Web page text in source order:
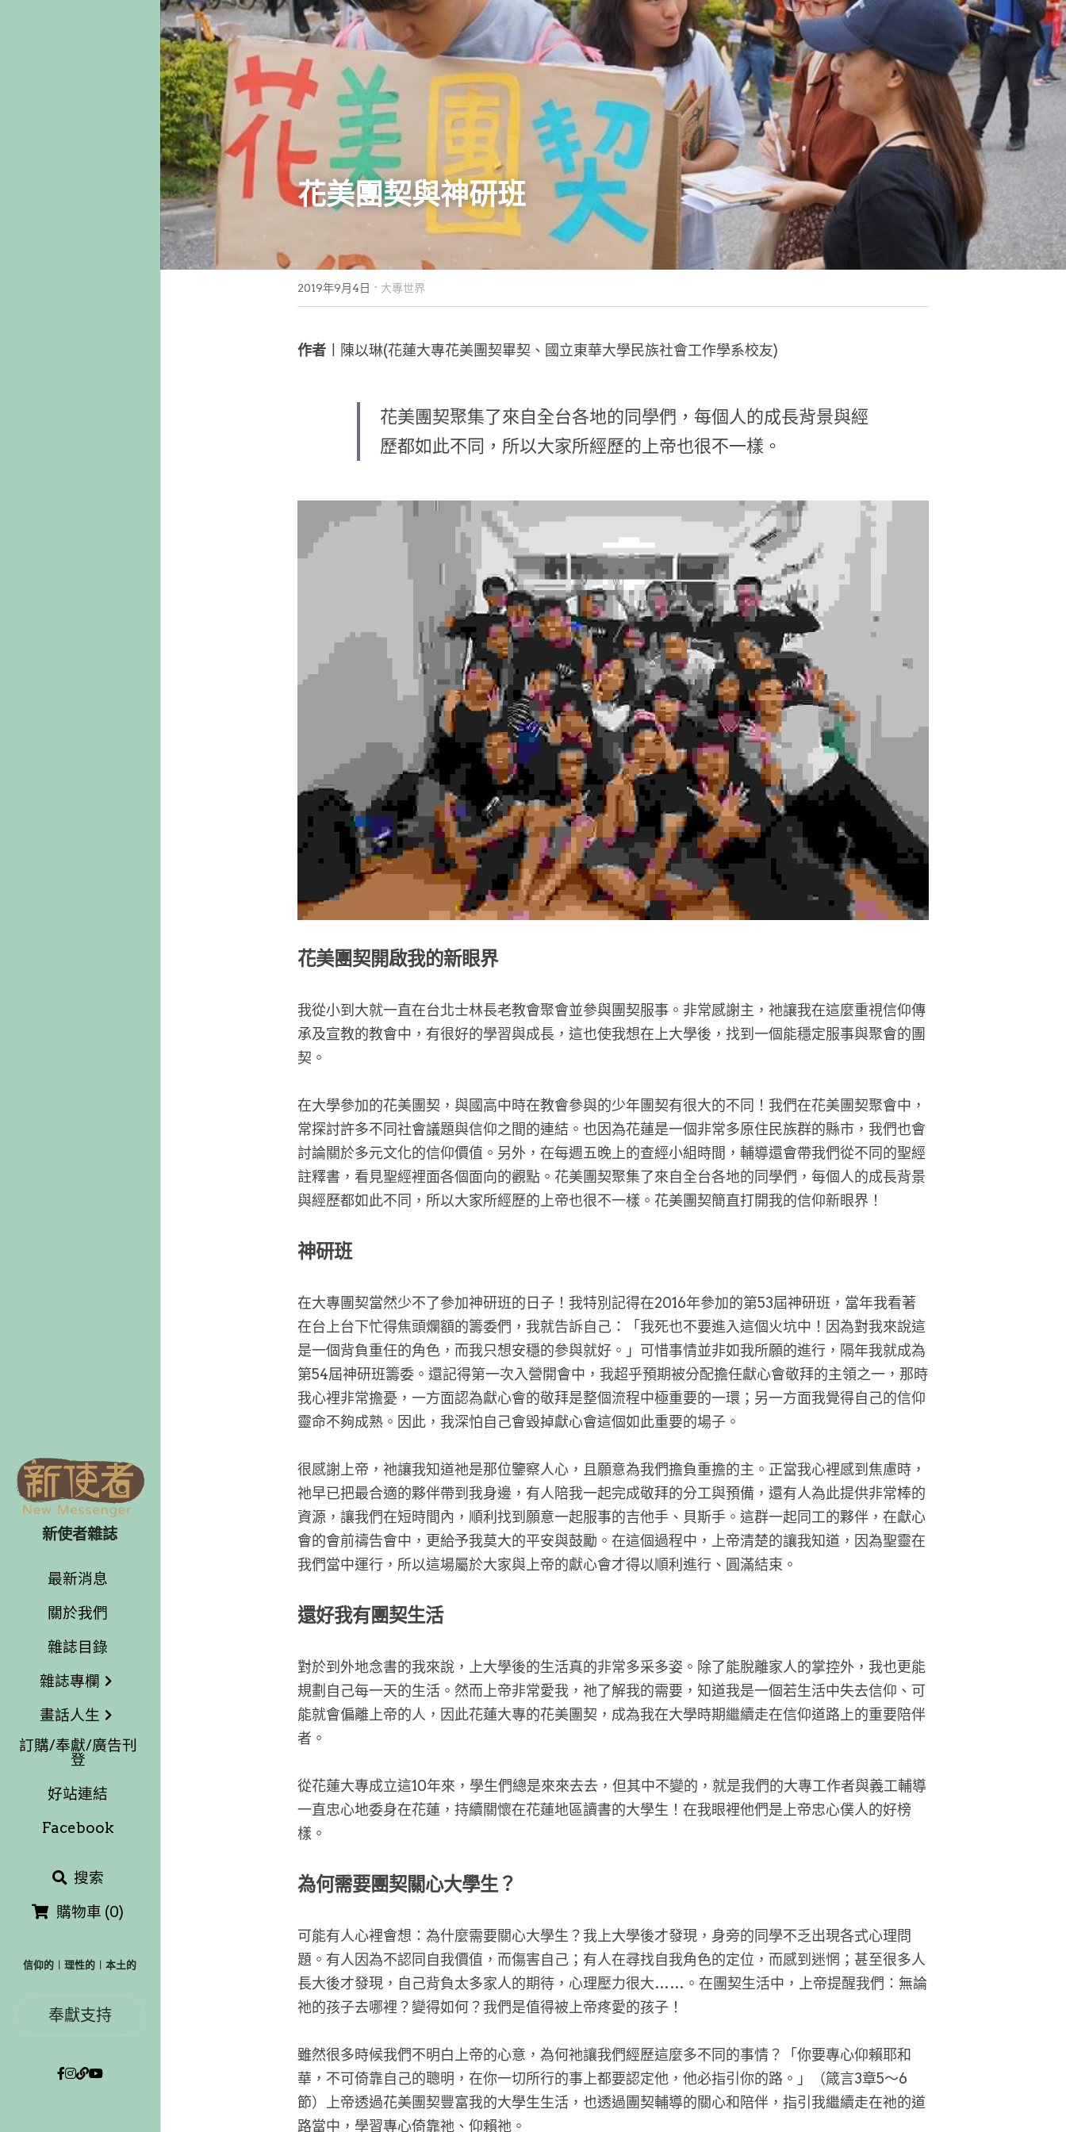
新使者雜誌
最新消息
關於我們
雜誌目錄
雜誌專欄
畫話人生
訂購/奉獻/廣告刊
登
好站連結
Facebook
搜索
購物車 (0)
信仰的︱理性的︱本土的
奉獻支持
花美團契與神研班
2019年9月4日 · 大專世界
作者︱ 陳以琳(花蓮大專花美團契畢契、國立東華大學民族社會工作學系校友)
花美團契聚集了來自全台各地的同學們，每個人的成長背景與經
歷都如此不同，所以大家所經歷的上帝也很不一樣。
花美團契開啟我的新眼界
我從小到大就一直在台北士林長老教會聚會並參與團契服事。非常感謝主，祂讓我在這麼重視信仰傳
承及宣教的教會中，有很好的學習與成長，這也使我想在上大學後，找到一個能穩定服事與聚會的團
契。
在大學參加的花美團契，與國高中時在教會參與的少年團契有很大的不同！我們在花美團契聚會中，
常探討許多不同社會議題與信仰之間的連結。也因為花蓮是一個非常多原住民族群的縣市，我們也會
討論關於多元文化的信仰價值。另外，在每週五晚上的查經小組時間，輔導還會帶我們從不同的聖經
註釋書，看見聖經裡面各個面向的觀點。花美團契聚集了來自全台各地的同學們，每個人的成長背景
與經歷都如此不同，所以大家所經歷的上帝也很不一樣。花美團契簡直打開我的信仰新眼界！
神研班
在大專團契當然少不了參加神研班的日子！我特別記得在2016年參加的第53屆神研班，當年我看著
在台上台下忙得焦頭爛額的籌委們，我就告訴自己：「我死也不要進入這個火坑中！因為對我來說這
是一個背負重任的角色，而我只想安穩的參與就好。」可惜事情並非如我所願的進行，隔年我就成為
第54屆神研班籌委。還記得第一次入營開會中，我超乎預期被分配擔任獻心會敬拜的主領之一，那時
我心裡非常擔憂，一方面認為獻心會的敬拜是整個流程中極重要的一環；另一方面我覺得自己的信仰
靈命不夠成熟。因此，我深怕自己會毀掉獻心會這個如此重要的場子。
很感謝上帝，祂讓我知道祂是那位鑒察人心，且願意為我們擔負重擔的主。正當我心裡感到焦慮時，
祂早已把最合適的夥伴帶到我身邊，有人陪我一起完成敬拜的分工與預備，還有人為此提供非常棒的
資源，讓我們在短時間內，順利找到願意一起服事的吉他手、貝斯手。這群一起同工的夥伴，在獻心
會的會前禱告會中，更給予我莫大的平安與鼓勵。在這個過程中，上帝清楚的讓我知道，因為聖靈在
我們當中運行，所以這場屬於大家與上帝的獻心會才得以順利進行、圓滿結束。
還好我有團契生活
對於到外地念書的我來說，上大學後的生活真的非常多采多姿。除了能脫離家人的掌控外，我也更能
規劃自己每一天的生活。然而上帝非常愛我，祂了解我的需要，知道我是一個若生活中失去信仰、可
能就會偏離上帝的人，因此花蓮大專的花美團契，成為我在大學時期繼續走在信仰道路上的重要陪伴
者。
從花蓮大專成立這10年來，學生們總是來來去去，但其中不變的，就是我們的大專工作者與義工輔導
一直忠心地委身在花蓮，持續關懷在花蓮地區讀書的大學生！在我眼裡他們是上帝忠心僕人的好榜
樣。
為何需要團契關心大學生？
可能有人心裡會想：為什麼需要關心大學生？我上大學後才發現，身旁的同學不乏出現各式心理問
題。有人因為不認同自我價值，而傷害自己；有人在尋找自我角色的定位，而感到迷惘；甚至很多人
長大後才發現，自己背負太多家人的期待，心理壓力很大……。在團契生活中，上帝提醒我們：無論
祂的孩子去哪裡？變得如何？我們是值得被上帝疼愛的孩子！
雖然很多時候我們不明白上帝的心意，為何祂讓我們經歷這麼多不同的事情？「你要專心仰賴耶和
華，不可倚靠自己的聰明，在你一切所行的事上都要認定他，他必指引你的路。」（箴言3章5～6
節）上帝透過花美團契豐富我的大學生生活，也透過團契輔導的關心和陪伴，指引我繼續走在祂的道
路當中，學習專心倚靠祂、仰賴祂。